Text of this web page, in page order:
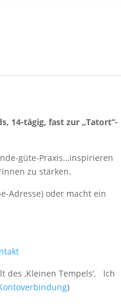
14-tägig, fast zur „Tatort“-
güte-Praxis…inspirieren
zu stärken.
Adresse) oder macht ein
des ‚Kleinen Tempels‘. Ich
)